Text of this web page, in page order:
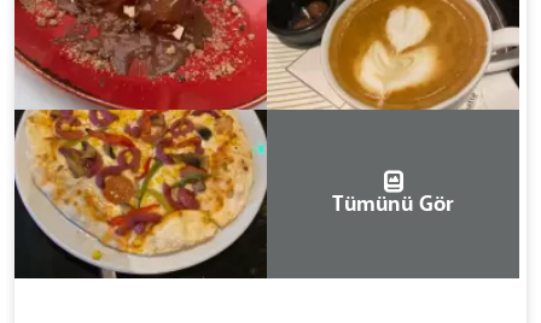
Tümünü Gör